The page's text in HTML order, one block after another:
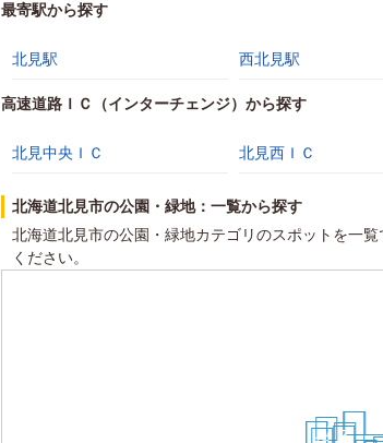
最寄駅から探す
北見駅 西北見駅
高速道路ＩＣ（インターチェンジ）から探す
北見中央ＩＣ 北見西ＩＣ
北海道北見市の公園・緑地：一覧から探す
北海道北見市の公園・緑地カテゴリのスポットを一
ください。
4
719
20
22
25
27